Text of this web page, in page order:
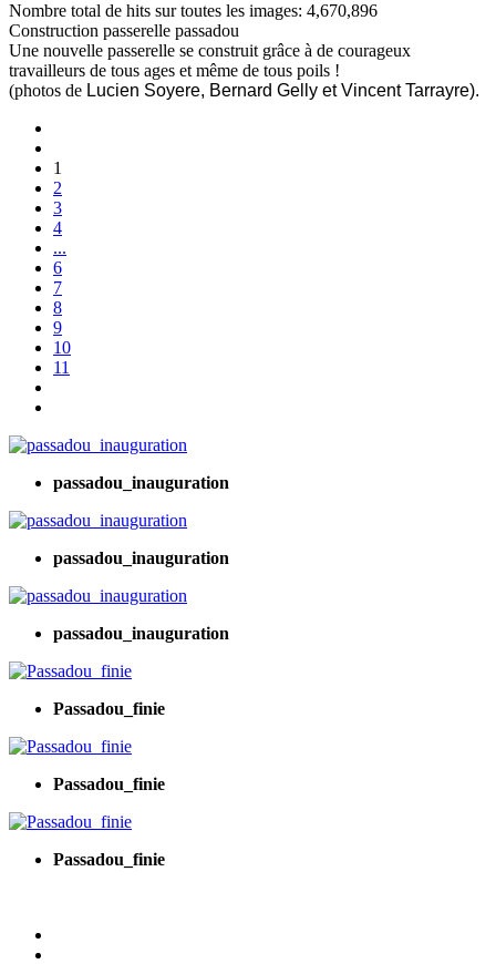
Nombre total de hits sur toutes les images: 4,670,896
Construction passerelle passadou
Une nouvelle passerelle se construit grâce à de courageux
travailleurs de tous ages et même de tous poils !
(photos de Lucien Soyere, Bernard Gelly et Vincent Tarrayre).
1
2
3
4
...
6
7
8
9
10
11
passadou_inauguration
passadou_inauguration
passadou_inauguration
Passadou_finie
Passadou_finie
Passadou_finie